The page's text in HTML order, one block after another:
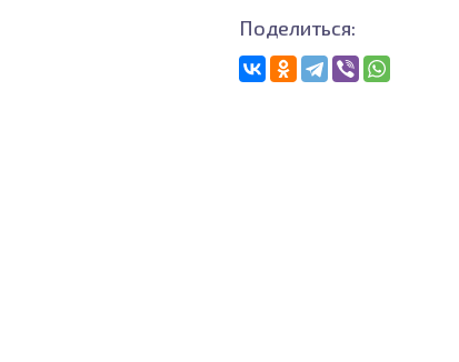
Поделиться: